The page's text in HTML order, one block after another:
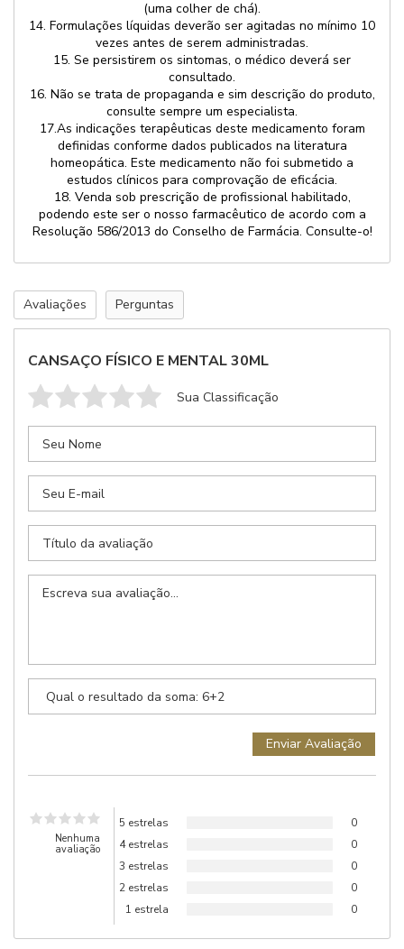
sua receita
Retornaremos seu contato com previsão de entrega
(uma colher de chá).
14. Formulações líquidas deverão ser agitadas no mínimo 10
vezes antes de serem administradas.
15. Se persistirem os sintomas, o médico deverá ser
consultado.
16. Não se trata de propaganda e sim descrição do produto,
consulte sempre um especialista.
17.As indicações terapêuticas deste medicamento foram
definidas conforme dados publicados na literatura
homeopática. Este medicamento não foi submetido a
estudos clínicos para comprovação de eficácia.
18. Venda sob prescrição de profissional habilitado,
podendo este ser o nosso farmacêutico de acordo com a
Resolução 586/2013 do Conselho de Farmácia. Consulte-o!
Avaliações Perguntas
CANSAÇO FÍSICO E MENTAL 30ML
Sua Classificação
Nenhuma
avaliação
5 estrelas
0
4 estrelas
0
3 estrelas
0
2 estrelas
0
1 estrela
0